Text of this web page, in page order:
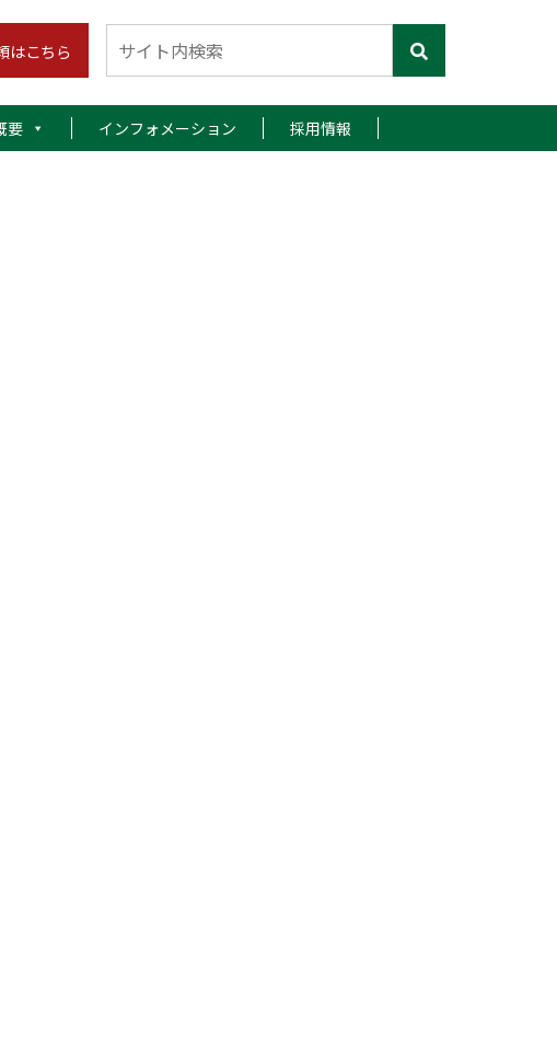
はこちら
要 インフォメーション 採用情報